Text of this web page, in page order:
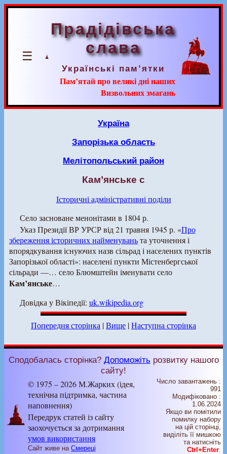
☰
Прадідівська
слава
Українські пам’ятки
Пам’ятай про великі дні наших
Визвольних змагань
Україна
Запорізька область
Мелітопольський район
Кам’янське с
Історичні адміністративні поділи
Село засноване менонітами в 1804 р.
Указ Президії ВР УРСР від 21 травня 1945 р. «Про
збереження історичних найменуваньта уточнення і
впорядкування існуючих назв сільрад і населених пунктів
Запорізької області»: населені пункти Містенбергської
сільради —… село Блюмштейн іменувати село
Кам’янське…
Довідка у Вікіпедії: uk.wikipedia.org
Попередня сторінка |Вище |Наступна сторінка
Сподобалась сторінка? Допоможіть розвитку нашого
сайту!
© 1975 – 2026 М.Жарких (ідея,
технічна підтримка, частина
наповнення)
Передрук статей із сайту
заохочується за дотримання
умов використання
Сайт живе на Смереці
Число завантажень :
991
Модифіковано :
1.06.2024
Якщо ви помітили
помилку набору
на цiй сторiнцi,
видiлiть її мишкою
та натисніть
Ctrl+Enter.